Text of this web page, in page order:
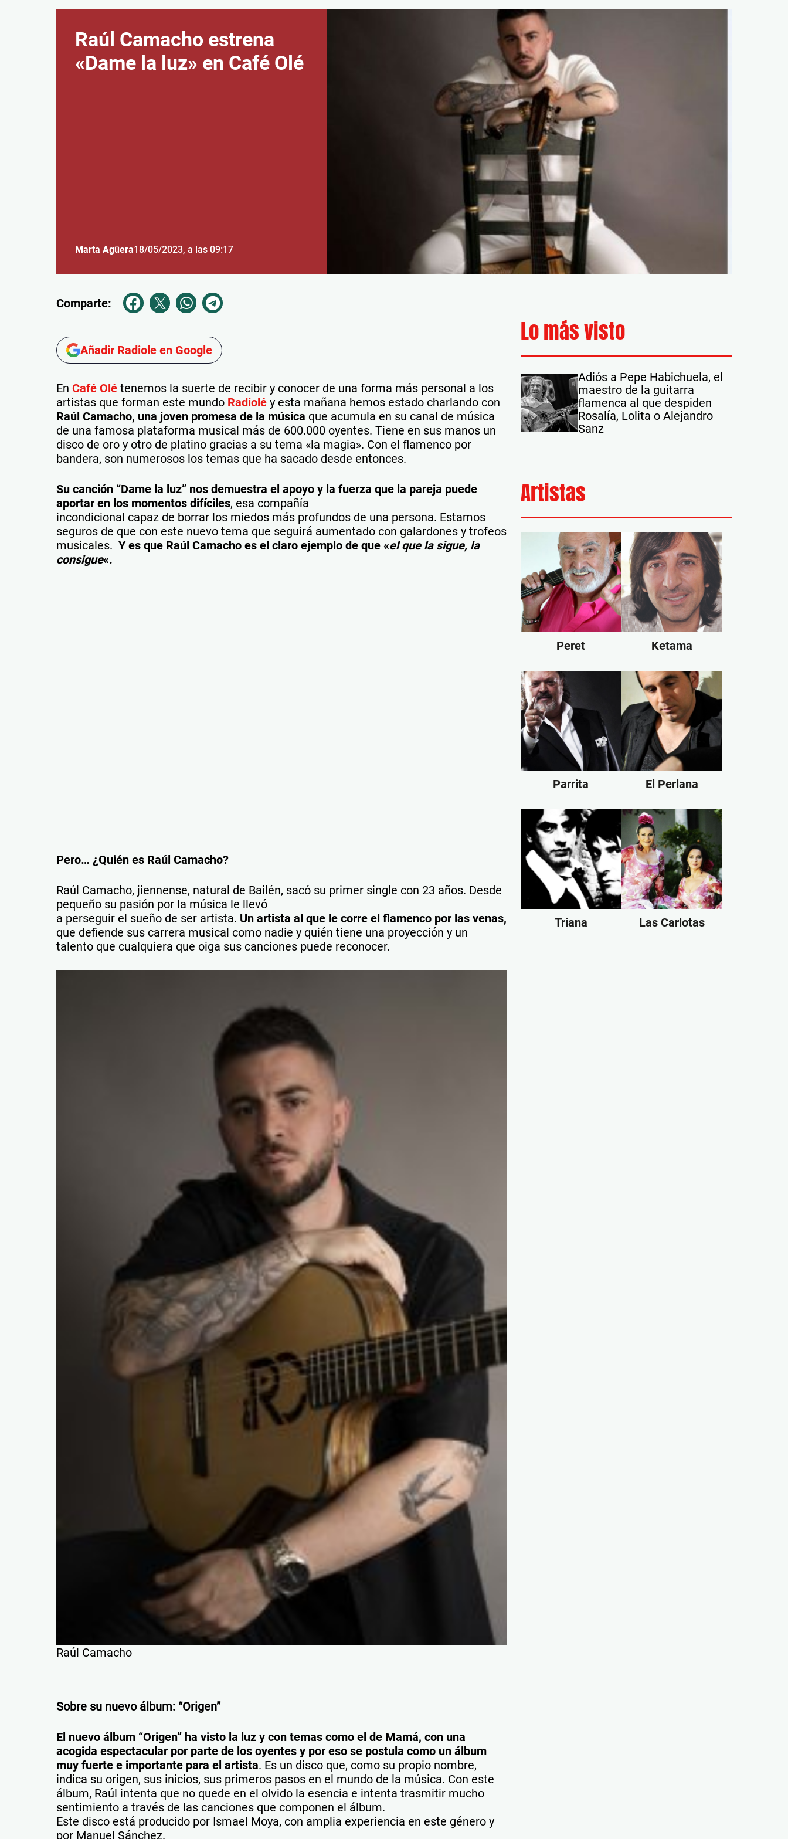
Raúl Camacho estrena
«Dame la luz» en Café Olé
Marta Agüera18/05/2023, a las 09:17
Comparte:
Añadir Radiole en Google
En Café Olé tenemos la suerte de recibir y conocer de una forma más personal a los
artistas que forman este mundo Radiolé y esta mañana hemos estado charlando con
Raúl Camacho, una joven promesa de la música que acumula en su canal de música
de una famosa plataforma musical más de 600.000 oyentes. Tiene en sus manos un
disco de oro y otro de platino gracias a su tema «la magia». Con el flamenco por
bandera, son numerosos los temas que ha sacado desde entonces.
Su canción “Dame la luz” nos demuestra el apoyo y la fuerza que la pareja puede
aportar en los momentos difíciles, esa compañía
incondicional capaz de borrar los miedos más profundos de una persona. Estamos
seguros de que con este nuevo tema que seguirá aumentado con galardones y trofeos
musicales. Y es que Raúl Camacho es el claro ejemplo de que «el que la sigue, la
consigue«.
Pero… ¿Quién es Raúl Camacho?
Raúl Camacho, jiennense, natural de Bailén, sacó su primer single con 23 años. Desde
pequeño su pasión por la música le llevó
a perseguir el sueño de ser artista. ​ Un artista al que le corre el flamenco por las venas,
que defiende sus carrera musical como nadie y quién tiene una proyección y un
talento que cualquiera que oiga sus canciones puede reconocer.
Raúl Camacho
Sobre su nuevo álbum: “Origen”
El nuevo álbum “Origen” ha visto la luz y con temas como el de Mamá, con una
acogida espectacular por parte de los oyentes y por eso se postula como un álbum
muy fuerte e importante para el artista. Es un disco que, como su propio nombre,
indica su origen, sus inicios, sus primeros pasos en el mundo de la música. Con este
álbum, Raúl intenta que no quede en el olvido la esencia e intenta trasmitir mucho
sentimiento a través de las canciones que componen el álbum.
Este disco está producido por Ismael Moya, con amplia experiencia en este género y
por Manuel Sánchez.
Lo más visto
Adiós a Pepe Habichuela, el
maestro de la guitarra
flamenca al que despiden
Rosalía, Lolita o Alejandro
Sanz
Artistas
Peret Ketama
Parrita El Perlana
Triana Las Carlotas